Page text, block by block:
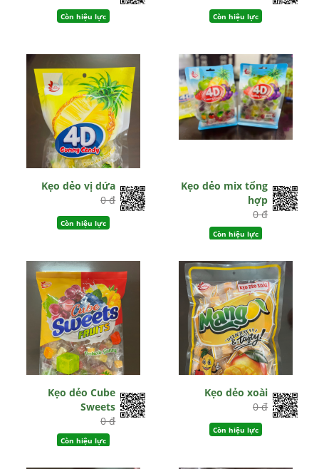
Còn hiệu lực Còn hiệu lực
Kẹo dẻo vị dứa
0 đ
Còn hiệu lực
Kẹo dẻo mix tổng
hợp
0 đ
Còn hiệu lực
Kẹo dẻo Cube
Sweets
0 đ
Còn hiệu lực
Kẹo dẻo xoài
0 đ
Còn hiệu lực